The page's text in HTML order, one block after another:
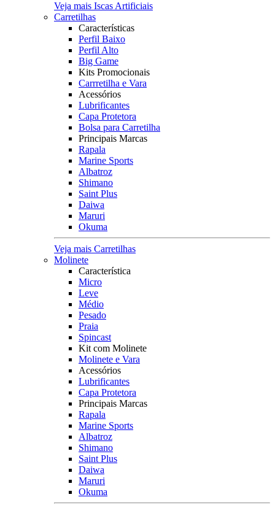
Veja mais Iscas Artificiais
Carretilhas
Características
Perfil Baixo
Perfil Alto
Big Game
Kits Promocionais
Carrretilha e Vara
Acessórios
Lubrificantes
Capa Protetora
Bolsa para Carretilha
Principais Marcas
Rapala
Marine Sports
Albatroz
Shimano
Saint Plus
Daiwa
Maruri
Okuma
Veja mais Carretilhas
Molinete
Característica
Micro
Leve
Médio
Pesado
Praia
Spincast
Kit com Molinete
Molinete e Vara
Acessórios
Lubrificantes
Capa Protetora
Principais Marcas
Rapala
Marine Sports
Albatroz
Shimano
Saint Plus
Daiwa
Maruri
Okuma